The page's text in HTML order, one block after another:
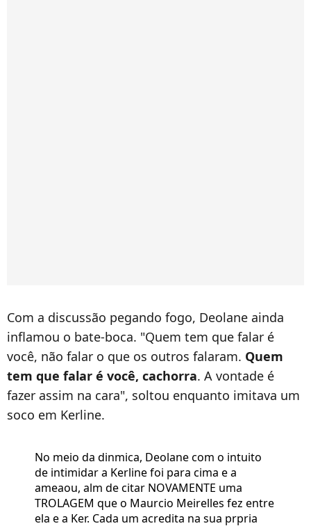
Com a discussão pegando fogo, Deolane ainda
inflamou o bate-boca. "Quem tem que falar é
você, não falar o que os outros falaram. Quem
tem que falar é você, cachorra. A vontade é
fazer assim na cara", soltou enquanto imitava um
soco em Kerline.
No meio da dinmica, Deolane com o intuito
de intimidar a Kerline foi para cima e a
ameaou, alm de citar NOVAMENTE uma
TROLAGEM que o Maurcio Meirelles fez entre
ela e a Ker. Cada um acredita na sua prpria